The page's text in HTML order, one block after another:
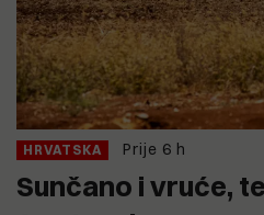
HRVATSKA Prije 6 h
Sunčano i vruće,